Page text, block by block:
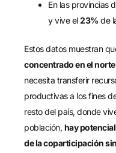
En las provincias
y vive el23% de
Estos datos muestran
concentrado en el
necesita transferir
productivas a los fines
resto del país, donde
población, hay
de la coparticipación